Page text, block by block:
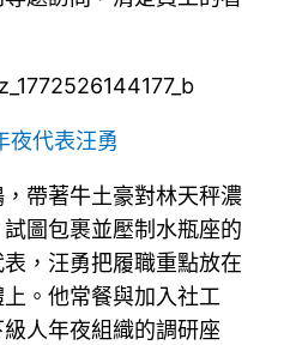
夜代表汪勇
帶著牛土豪對林天秤濃
圖包裹並壓制水瓶座的
，汪勇把履職重點放在
。他常餐與加入社工
人年夜組織的調研座